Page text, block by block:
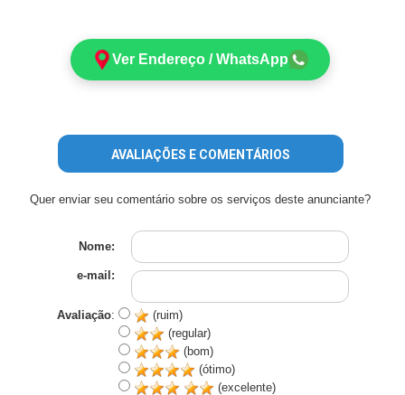
Ver Endereço / WhatsApp
AVALIAÇÕES E COMENTÁRIOS
Quer enviar seu comentário sobre os serviços deste anunciante?
Nome:
e-mail:
Avaliação:
(ruim)
(regular)
(bom)
(ótimo)
(excelente)